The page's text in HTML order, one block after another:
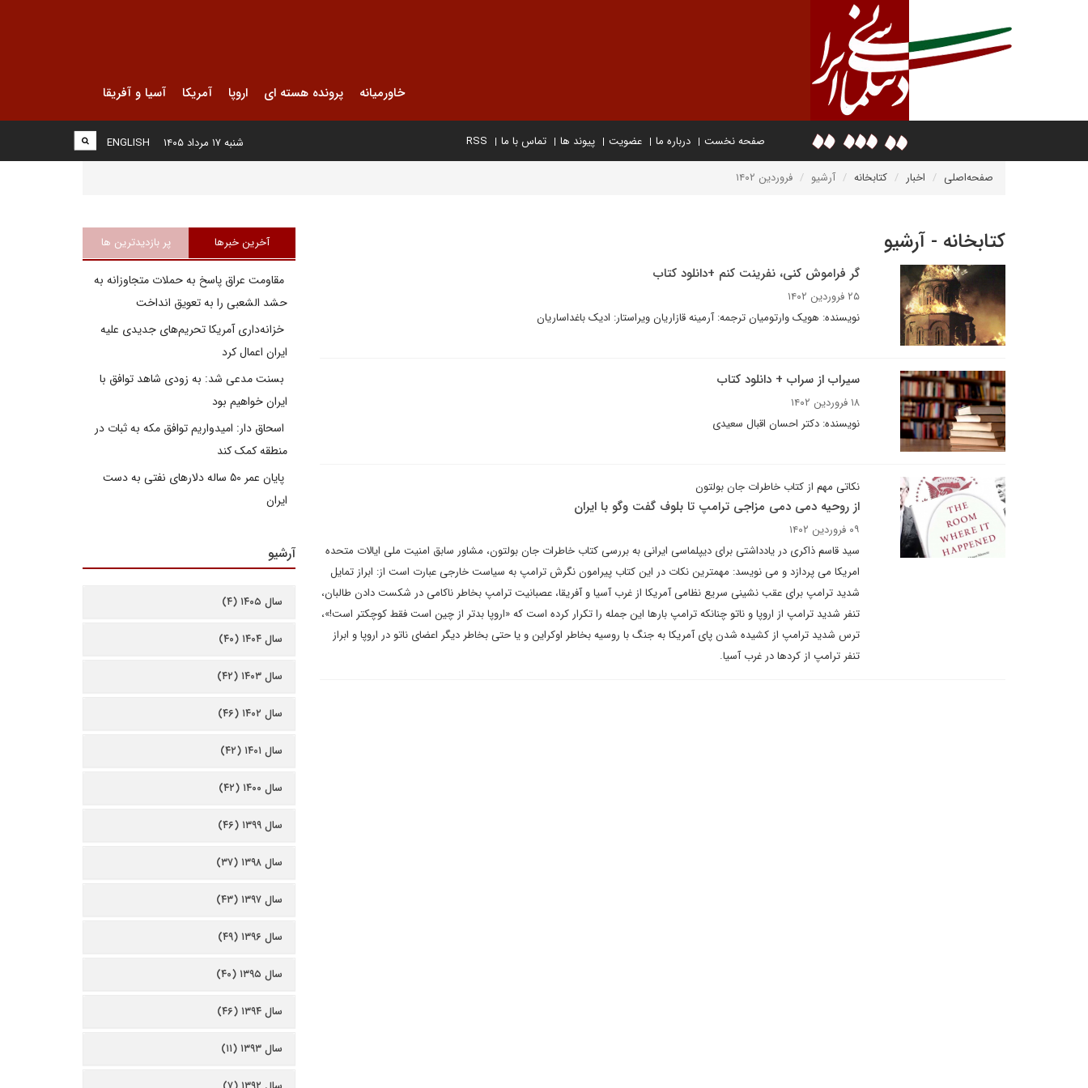
خاورمیانه پرونده هسته ای اروپا آمریکا آسیا و آفریقا
صفحه نخست درباره ما عضویت پیوند ها تماس با ما RSS
ENGLISH شنبه ۱۷ مرداد ۱۴۰۵
صفحه‌اصلی اخبار کتابخانه آرشیو فروردین ۱۴۰۲
کتابخانه - آرشیو
گر فراموش کنی، نفرینت کنم +دانلود کتاب
۲۵ فروردین ۱۴۰۲
نویسنده: هویک وارتومیان ترجمه: آرمینه قازاریان ویراستار: ادیک باغداساریان
سیراب از سراب + دانلود کتاب
۱۸ فروردین ۱۴۰۲
نویسنده: دکتر احسان اقبال سعیدی
نکاتی مهم از کتاب خاطرات جان بولتون
از روحیه دمی دمی مزاجی ترامپ تا بلوف گفت وگو با ایران
۰۹ فروردین ۱۴۰۲
سید قاسم ذاکری در یادداشتی برای دیپلماسی ایرانی به بررسی کتاب خاطرات جان بولتون، مشاور سابق امنیت ملی ایالات متحده
امریکا می پردازد و می نویسد: مهمترین نکات در این کتاب پیرامون نگرش ترامپ به سیاست خارجی عبارت است از: ابراز تمایل
شدید ترامپ برای عقب نشینی سریع نظامی آمریکا از غرب آسیا و آفریقا، عصبانیت ترامپ بخاطر ناکامی در شکست دادن طالبان،
تنفر شدید ترامپ از اروپا و ناتو چنانکه ترامپ بارها این جمله را تکرار کرده است که «اروپا بدتر از چین است فقط کوچکتر است!»،
ترس شدید ترامپ از کشیده شدن پای آمریکا به جنگ با روسیه بخاطر اوکراین و یا حتی بخاطر دیگر اعضای ناتو در اروپا و ابراز
تنفر ترامپ از کردها در غرب آسیا.
آخرین خبرها پر بازدیدترین ها
مقاومت عراق پاسخ به حملات متجاوزانه به
حشد الشعبی را به تعویق انداخت
خزانه‌داری آمریکا تحریم‌های جدیدی علیه
ایران اعمال کرد
بسنت مدعی شد: به زودی شاهد توافق با
ایران خواهیم بود
اسحاق دار: امیدواریم توافق مکه به ثبات در
منطقه کمک کند
پایان عمر ۵۰ ساله دلارهای نفتی به دست
ایران
آرشیو
سال ۱۴۰۵ (۴)
سال ۱۴۰۴ (۴۰)
سال ۱۴۰۳ (۴۲)
سال ۱۴۰۲ (۴۶)
سال ۱۴۰۱ (۴۲)
سال ۱۴۰۰ (۴۲)
سال ۱۳۹۹ (۴۶)
سال ۱۳۹۸ (۳۷)
سال ۱۳۹۷ (۴۳)
سال ۱۳۹۶ (۴۹)
سال ۱۳۹۵ (۴۰)
سال ۱۳۹۴ (۴۶)
سال ۱۳۹۳ (۱۱)